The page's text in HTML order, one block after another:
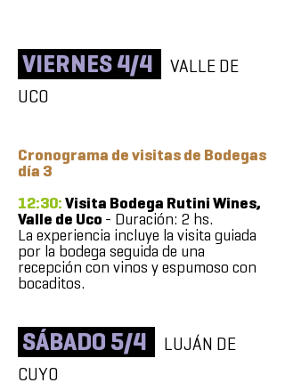
VIERNES 4/4
VALLE DE
UCO
Cronograma de visitas de Bodegas
día 3
12:30:Visita Bodega Rutini Wines,
Valle de Uco - Duración: 2 hs.
La experiencia incluye la visita guiada
por la bodega seguida de una
recepción con vinos y espumoso con
bocaditos.
SÁBADO 5/4
LUJÁN DE
CUYO